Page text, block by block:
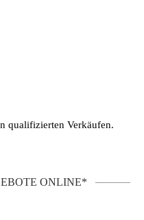
qualifizierten Verkäufen.
ONLINE*